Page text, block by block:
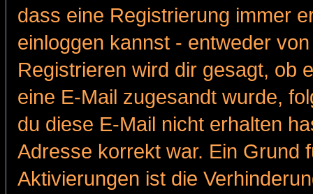
dass eine Registrierung immer
einloggen kannst - entweder
Registrieren wird dir gesagt, ob
eine E-Mail zugesandt wurde,
du diese E-Mail nicht erhalten
Adresse korrekt war. Ein Grund
Aktivierungen ist die